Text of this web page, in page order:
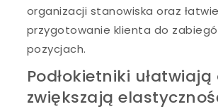
organizacji stanowiska oraz
przygotowanie klienta do
pozycjach.
Podłokietniki
zwiększają